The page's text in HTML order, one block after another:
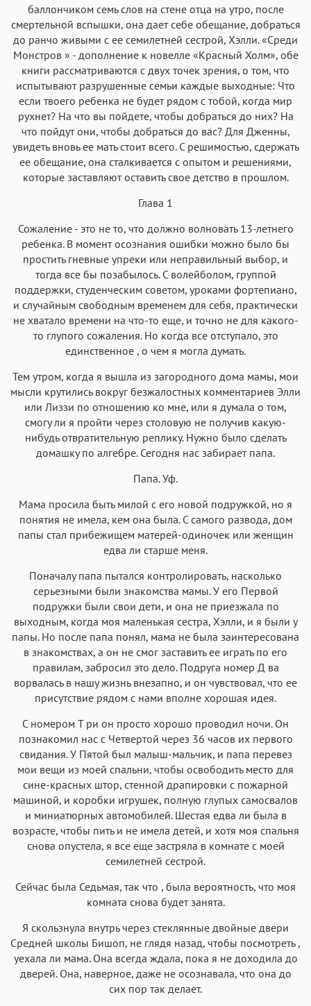
баллончиком семь слов на стене отца на утро, после
смертельной вспышки, она дает себе обещание, добраться
до ранчо живыми с ее семилетней сестрой, Хэлли. «Среди
Монстров » - дополнение к новелле «Красный Холм», обе
книги рассматриваются с двух точек зрения, о том, что
испытывают разрушенные семьи каждые выходные: Что
если твоего ребенка не будет рядом с тобой, когда мир
рухнет? На что вы пойдете, чтобы добраться до них? На
что пойдут они, чтобы добраться до вас? Для Дженны,
увидеть вновь ее мать стоит всего. С решимостью, сдержать
ее обещание, она сталкивается с опытом и решениями,
которые заставляют оставить свое детство в прошлом.
Глава 1
Сожаление - это не то, что должно волновать 13-летнего
ребенка. В момент осознания ошибки можно было бы
простить гневные упреки или неправильный выбор, и
тогда все бы позабылось. С волейболом, группой
поддержки, студенческим советом, уроками фортепиано,
и случайным свободным временем для себя, практически
не хватало времени на что-то еще, и точно не для какого-
то глупого сожаления. Но когда все отступало, это
единственное , о чем я могла думать.
Тем утром, когда я вышла из загородного дома мамы, мои
мысли крутились вокруг безжалостных комментариев Элли
или Лиззи по отношению ко мне, или я думала о том,
смогу ли я пройти через столовую не получив какую-
нибудь отвратительную реплику. Нужно было сделать
домашку по алгебре. Сегодня нас забирает папа.
Папа. Уф.
Мама просила быть милой с его новой подружкой, но я
понятия не имела, кем она была. С самого развода, дом
папы стал прибежищем матерей-одиночек или женщин
едва ли старше меня.
Поначалу папа пытался контролировать, насколько
серьезными были знакомства мамы. У его Первой
подружки были свои дети, и она не приезжала по
выходным, когда моя маленькая сестра, Хэлли, и я были у
папы. Но после папа понял, мама не была заинтересована
в знакомствах, а он не смог заставить ее играть по его
правилам, забросил это дело. Подруга номер Д ва
ворвалась в нашу жизнь внезапно, и он чувствовал, что ее
присутствие рядом с нами вполне хорошая идея.
С номером Т ри он просто хорошо проводил ночи. Он
познакомил нас с Четвертой через 36 часов их первого
свидания. У Пятой был малыш-мальчик, и папа перевез
мои вещи из моей спальни, чтобы освободить место для
сине-красных штор, стенной драпировки с пожарной
машиной, и коробки игрушек, полную глупых самосвалов
и миниатюрных автомобилей. Шестая едва ли была в
возрасте, чтобы пить и не имела детей, и хотя моя спальня
снова опустела, я все еще застряла в комнате с моей
семилетней сестрой.
Сейчас была Седьмая, так что , была вероятность, что моя
комната снова будет занята.
Я скользнула внутрь через стеклянные двойные двери
Средней школы Бишоп, не глядя назад, чтобы посмотреть ,
уехала ли мама. Она всегда ждала, пока я не доходила до
дверей. Она, наверное, даже не осознавала, что она до
сих пор так делает.